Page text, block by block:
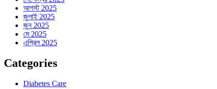
আগস্ট 2025
জুলাই 2025
জুন 2025
মে 2025
এপ্রিল 2025
Categories
Diabetes Care